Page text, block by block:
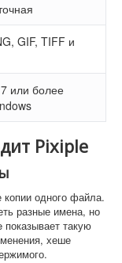
GIF, TIFF и
или более
Pixiple
одного файла.
разные имена, но
такую
хеше